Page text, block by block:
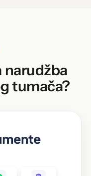
narudžba
tumača?